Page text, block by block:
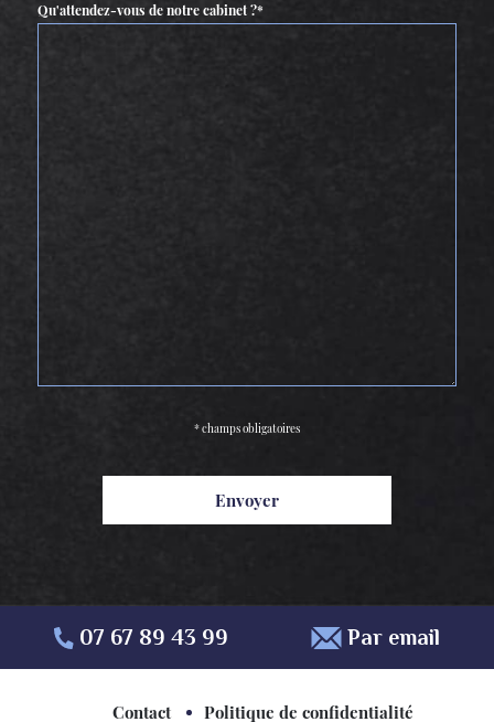
Qu'attendez-vous de notre cabinet ?*
* champs obligatoires
07 67 89 43 99 Par email
Contact Politique de confidentialité